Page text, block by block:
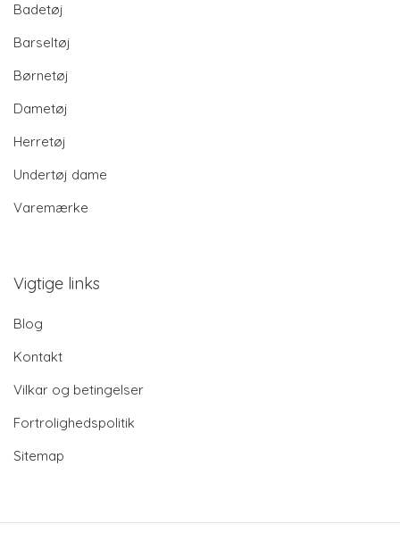
Badetøj
Barseltøj
Børnetøj
Dametøj
Herretøj
Undertøj dame
Varemærke
Vigtige links
Blog
Kontakt
Vilkar og betingelser
Fortrolighedspolitik
Sitemap